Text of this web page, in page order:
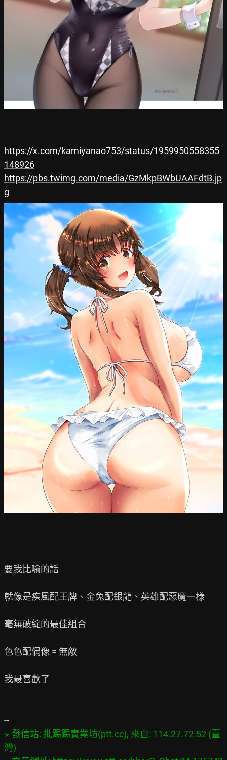
https://x.com/kamiyanao753/status/1959950558355
148926
https://pbs.twimg.com/media/GzMkpBWbUAAFdtB.jp
g
要我比喻的話
就像是疾風配王牌、金兔配銀龍、英雄配惡魔一樣
毫無破綻的最佳組合
色色配偶像 = 無敵
我最喜歡了
※ 發信站: 批踢踢實業坊(ptt.cc), 來自: 114.27.72.52 (臺
灣)